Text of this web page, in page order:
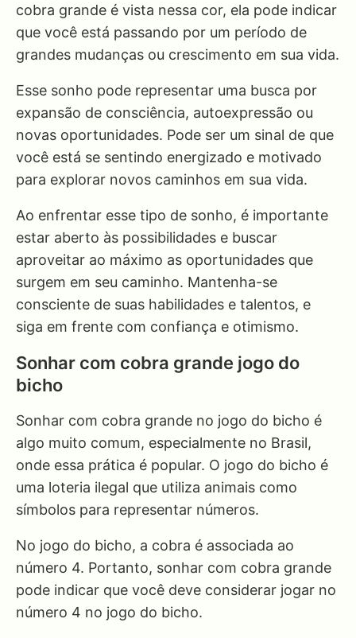
cobra grande é vista nessa cor, ela pode indicar
que você está passando por um período de
grandes mudanças ou crescimento em sua vida.
Esse sonho pode representar uma busca por
expansão de consciência, autoexpressão ou
novas oportunidades. Pode ser um sinal de que
você está se sentindo energizado e motivado
para explorar novos caminhos em sua vida.
Ao enfrentar esse tipo de sonho, é importante
estar aberto às possibilidades e buscar
aproveitar ao máximo as oportunidades que
surgem em seu caminho. Mantenha-se
consciente de suas habilidades e talentos, e
siga em frente com confiança e otimismo.
Sonhar com cobra grande jogo do
bicho
Sonhar com cobra grande no jogo do bicho é
algo muito comum, especialmente no Brasil,
onde essa prática é popular. O jogo do bicho é
uma loteria ilegal que utiliza animais como
símbolos para representar números.
No jogo do bicho, a cobra é associada ao
número 4. Portanto, sonhar com cobra grande
pode indicar que você deve considerar jogar no
número 4 no jogo do bicho.